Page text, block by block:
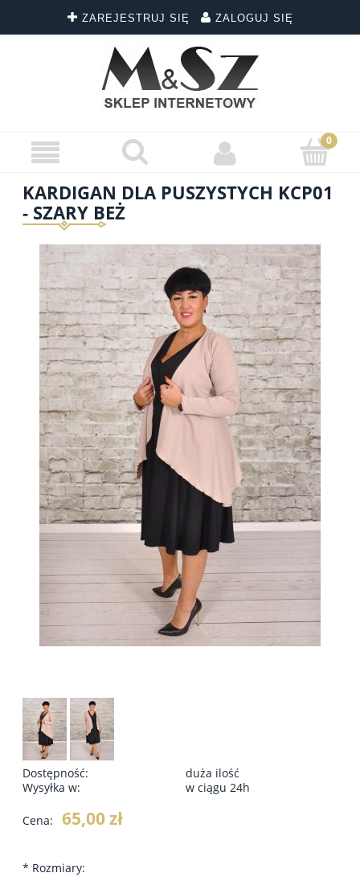
ZAREJESTRUJ SIĘ ZALOGUJ SIĘ
KARDIGAN DLA PUSZYSTYCH KCP01
- SZARY BEŻ
Dostępność:
duża ilość
Wysyłka w:
w ciągu 24h
Cena: 65,00 zł
* Rozmiary: